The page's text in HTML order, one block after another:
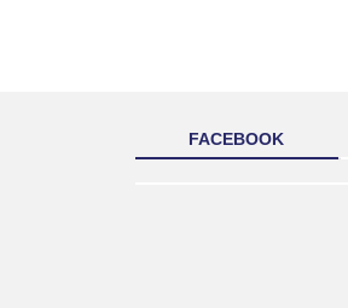
FACEBOOK